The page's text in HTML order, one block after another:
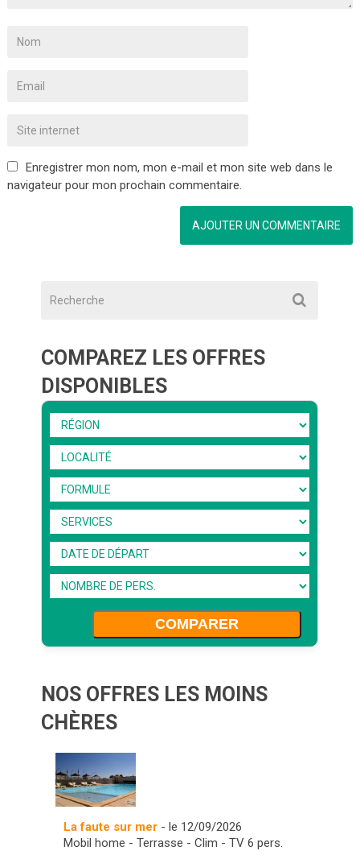
Enregistrer mon nom, mon e-mail et mon site web dans le
navigateur pour mon prochain commentaire.
COMPAREZ LES OFFRES
DISPONIBLES
COMPARER
NOS OFFRES LES MOINS
CHÈRES
La faute sur mer- le 12/09/2026
Mobil home - Terrasse - Clim - TV 6 pers.